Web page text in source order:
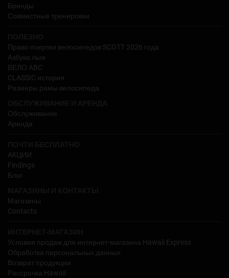
Бренды
Совместные тренировки
Право покупки велосипедов SCOTT 2026 года
Азбука лыж
ВЕЛО ABC
CLASSIC история
Pазмеры рамы велосипеда
Обслуживание
Аренда
АКЦИИ
Findings
Блог
Магазины
Contacts
Условия продаж для интернет-магазина Hawaii Express
Обработка персональных данных
Возврат продукции
Рассрочка Hawaii